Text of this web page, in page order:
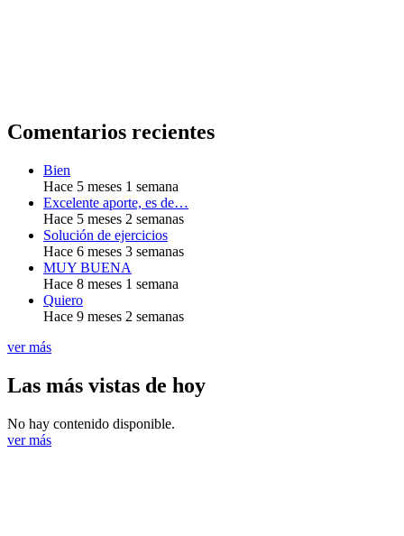
Comentarios recientes
Bien
Hace 5 meses 1 semana
Excelente aporte, es de…
Hace 5 meses 2 semanas
Solución de ejercicios
Hace 6 meses 3 semanas
MUY BUENA
Hace 8 meses 1 semana
Quiero
Hace 9 meses 2 semanas
ver más
Las más vistas de hoy
No hay contenido disponible.
ver más